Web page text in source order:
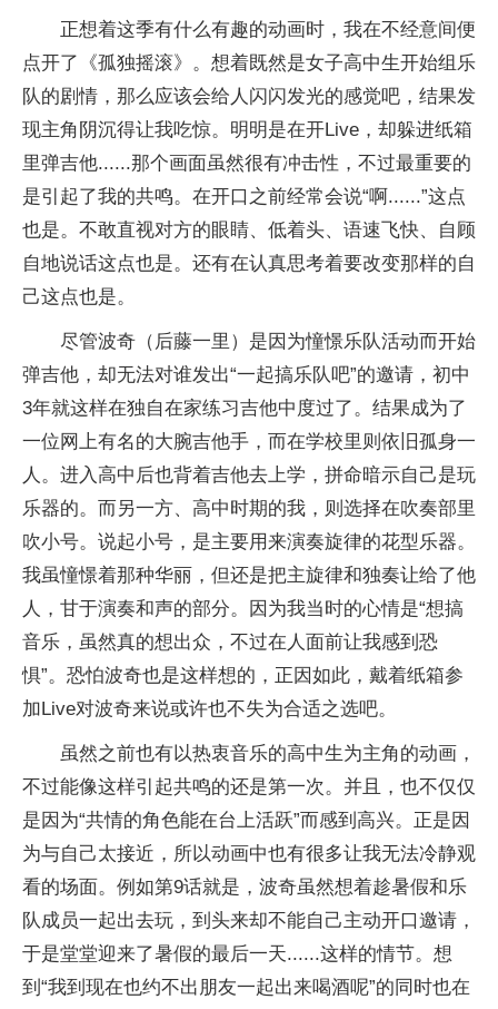
正想着这季有什么有趣的动画时，我在不经意间便
点开了《孤独摇滚》。想着既然是女子高中生开始组乐
队的剧情，那么应该会给人闪闪发光的感觉吧，结果发
现主角阴沉得让我吃惊。明明是在开Live，却躲进纸箱
里弹吉他......那个画面虽然很有冲击性，不过最重要的
是引起了我的共鸣。在开口之前经常会说“啊......”这点
也是。不敢直视对方的眼睛、低着头、语速飞快、自顾
自地说话这点也是。还有在认真思考着要改变那样的自
己这点也是。
尽管波奇（后藤一里）是因为憧憬乐队活动而开始
弹吉他，却无法对谁发出“一起搞乐队吧”的邀请，初中
3年就这样在独自在家练习吉他中度过了。结果成为了
一位网上有名的大腕吉他手，而在学校里则依旧孤身一
人。进入高中后也背着吉他去上学，拼命暗示自己是玩
乐器的。而另一方、高中时期的我，则选择在吹奏部里
吹小号。说起小号，是主要用来演奏旋律的花型乐器。
我虽憧憬着那种华丽，但还是把主旋律和独奏让给了他
人，甘于演奏和声的部分。因为我当时的心情是“想搞
音乐，虽然真的想出众，不过在人面前让我感到恐
惧”。恐怕波奇也是这样想的，正因如此，戴着纸箱参
加Live对波奇来说或许也不失为合适之选吧。
虽然之前也有以热衷音乐的高中生为主角的动画，
不过能像这样引起共鸣的还是第一次。并且，也不仅仅
是因为“共情的角色能在台上活跃”而感到高兴。正是因
为与自己太接近，所以动画中也有很多让我无法冷静观
看的场面。例如第9话就是，波奇虽然想着趁暑假和乐
队成员一起出去玩，到头来却不能自己主动开口邀请，
于是堂堂迎来了暑假的最后一天......这样的情节。想
到“我到现在也约不出朋友一起出来喝酒呢”的同时也在